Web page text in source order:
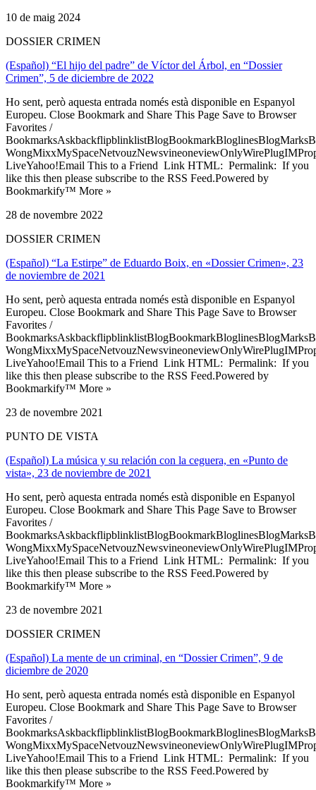
10 de maig 2024
DOSSIER CRIMEN
(Español) “El hijo del padre” de Víctor del Árbol, en “Dossier
Crimen”, 5 de diciembre de 2022
Ho sent, però aquesta entrada només està disponible en Espanyol
Europeu. Close Bookmark and Share This Page Save to Browser
Favorites /
LiveYahoo!Email This to a Friend Link HTML: Permalink: If you
like this then please subscribe to the RSS Feed.Powered by
Bookmarkify™ More »
28 de novembre 2022
DOSSIER CRIMEN
(Español) “La Estirpe” de Eduardo Boix, en «Dossier Crimen», 23
de noviembre de 2021
Ho sent, però aquesta entrada només està disponible en Espanyol
Europeu. Close Bookmark and Share This Page Save to Browser
Favorites /
LiveYahoo!Email This to a Friend Link HTML: Permalink: If you
like this then please subscribe to the RSS Feed.Powered by
Bookmarkify™ More »
23 de novembre 2021
PUNTO DE VISTA
(Español) La música y su relación con la ceguera, en «Punto de
vista», 23 de noviembre de 2021
Ho sent, però aquesta entrada només està disponible en Espanyol
Europeu. Close Bookmark and Share This Page Save to Browser
Favorites /
LiveYahoo!Email This to a Friend Link HTML: Permalink: If you
like this then please subscribe to the RSS Feed.Powered by
Bookmarkify™ More »
23 de novembre 2021
DOSSIER CRIMEN
(Español) La mente de un criminal, en “Dossier Crimen”, 9 de
diciembre de 2020
Ho sent, però aquesta entrada només està disponible en Espanyol
Europeu. Close Bookmark and Share This Page Save to Browser
Favorites /
LiveYahoo!Email This to a Friend Link HTML: Permalink: If you
like this then please subscribe to the RSS Feed.Powered by
Bookmarkify™ More »